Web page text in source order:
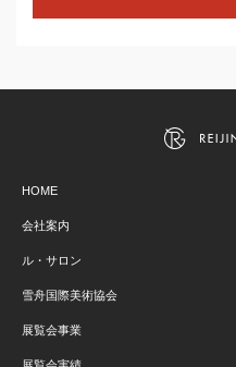
HOME
会社案内
ル・サロン
雪舟国際美術協会
展覧会事業
展覧会実績